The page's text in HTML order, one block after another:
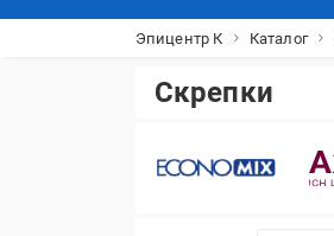
Эпицентр К Каталог
Скрепки